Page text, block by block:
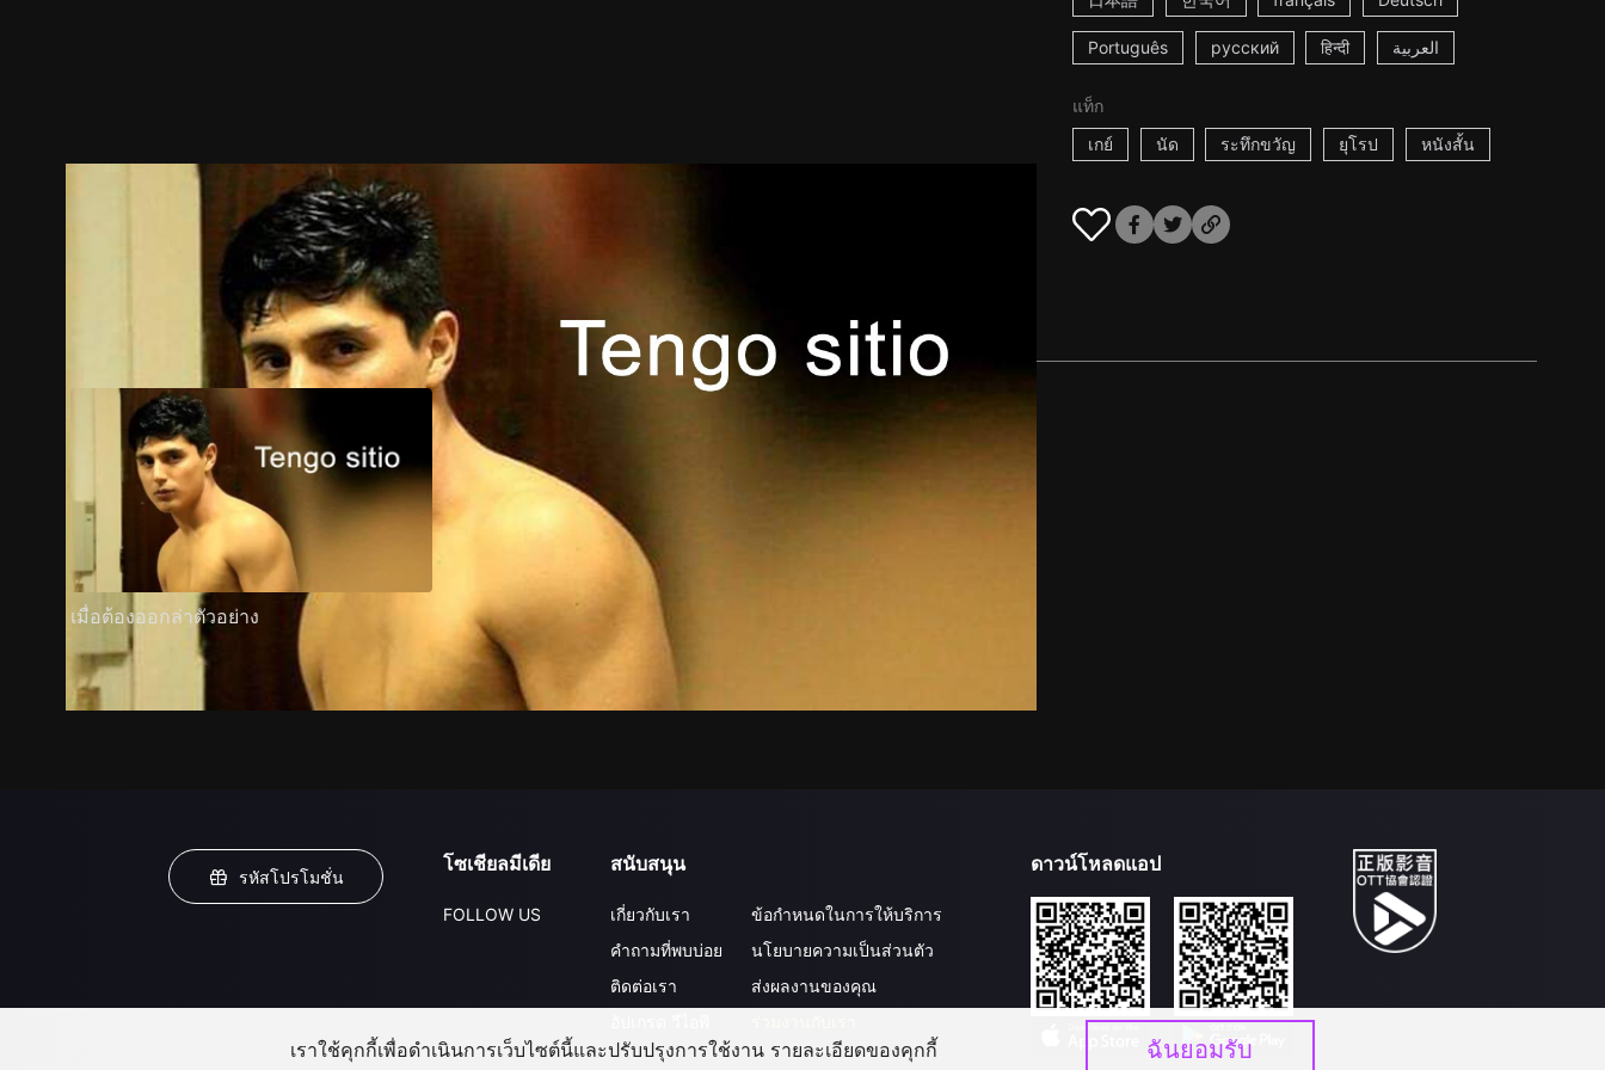
Português русский हिन्दी العربية
แท็ก
เกย์
นัด ระทึกขวัญ ยุโรป หนังสั้น
ภาพนิ่ง เนื้อหาที่แนะนำ รายละเอียด
เมื่อต้องออกล่าตัวอย่าง
รหัสโปรโมชั่น
โซเชียลมีเดีย
FOLLOW US
สนับสนุน
เกี่ยวกับเรา
คำถามที่พบบ่อย
ติดต่อเรา
ข้อกำหนดในการให้บริการ
นโยบายความเป็นส่วนตัว
ส่งผลงานของคุณ
ดาวน์โหลดแอป
เราใช้คุกกี้เพื่อดำเนินการเว็บไซต์นี้และปรับปรุงการใช้งาน รายละเอียดของคุกกี้ ฉันยอมรับ